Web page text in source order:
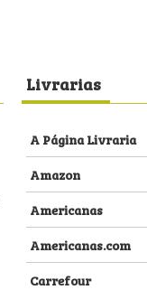
Livrarias
A Página Livraria
Amazon
Americanas
Americanas.com
Carrefour